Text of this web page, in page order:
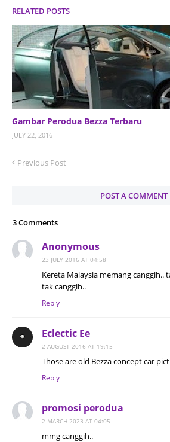
RELATED POSTS
Gambar Perodua Bezza Terbaru
JULY 22, 2016
Previous Post
POST A COMMENT
3 Comments
Anonymous
23 JULY 2016 AT 04:58
Kereta Malaysia memang canggih..
tak canggih..
Reply
Eclectic Ee
2 AUGUST 2016 AT 19:15
Those are old Bezza concept car
Reply
promosi perodua
2 MARCH 2023 AT 04:05
mmg canggih..